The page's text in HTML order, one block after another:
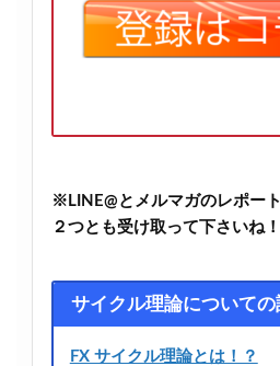
※LINE@とメルマガのレポー
２つとも受け取って下さいね！
サイクル理論について
FX サイクル理論とは！？